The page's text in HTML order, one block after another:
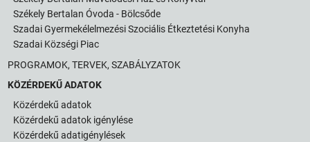
Székely Bertalan Óvoda - Bölcsőde
Szadai Gyermekélelmezési Szociális Étkeztetési Konyha
Szadai Községi Piac
PROGRAMOK, TERVEK, SZABÁLYZATOK
KÖZÉRDEKŰ ADATOK
Közérdekű adatok
Közérdekű adatok igénylése
Közérdekű adatigénylések